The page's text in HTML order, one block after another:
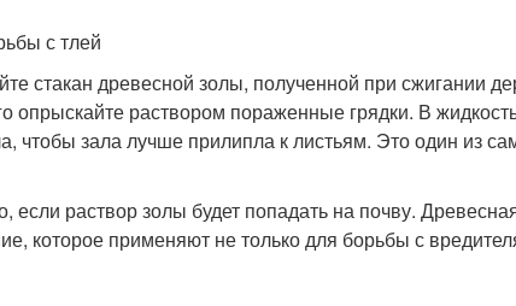
с тлей
стакан древесной золы, полученной при сжигании
опрыскайте раствором пораженные грядки. В
чтобы зала лучше прилипла к листьям. Это один из
если раствор золы будет попадать на почву.
которое применяют не только для борьбы с